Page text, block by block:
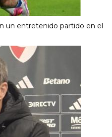
un entretenido partido en el